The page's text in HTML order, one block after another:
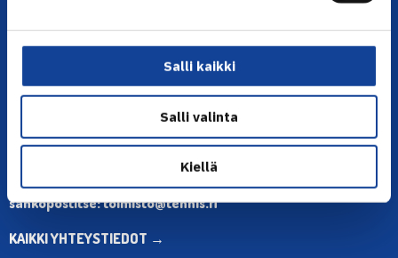
Salli kaikki
Salli valinta
Kiellä
Olympiastadion, Paavo Nurmen tie 1, 00250 Helsinki
Toimiston puhelinajat:
Muina aikoina olkaa yhteydessä
sähköpostitse: toimisto@tennis.fi
KAIKKI YHTEYSTIEDOT →